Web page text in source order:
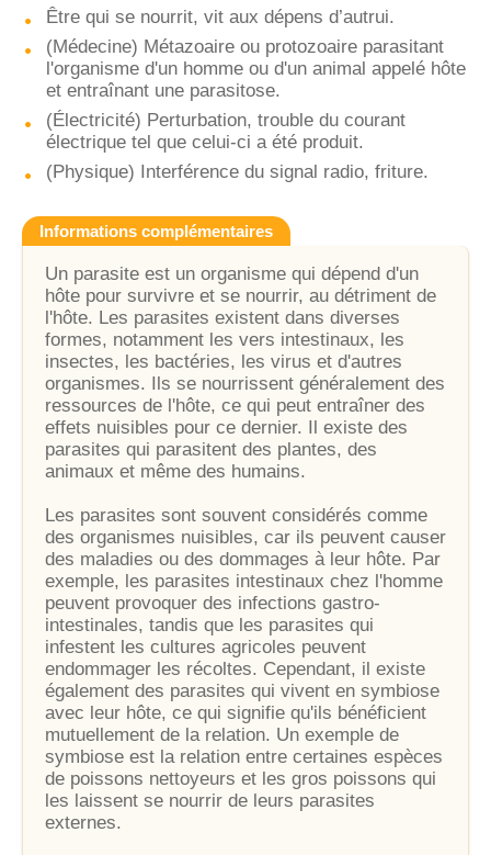
Être qui se nourrit, vit aux dépens d’autrui.
(Médecine) Métazoaire ou protozoaire parasitant
l'organisme d'un homme ou d'un animal appelé hôte
et entraînant une parasitose.
(Électricité) Perturbation, trouble du courant
électrique tel que celui-ci a été produit.
(Physique) Interférence du signal radio, friture.
Informations complémentaires
Un parasite est un organisme qui dépend d'un
hôte pour survivre et se nourrir, au détriment de
l'hôte. Les parasites existent dans diverses
formes, notamment les vers intestinaux, les
insectes, les bactéries, les virus et d'autres
organismes. Ils se nourrissent généralement des
ressources de l'hôte, ce qui peut entraîner des
effets nuisibles pour ce dernier. Il existe des
parasites qui parasitent des plantes, des
animaux et même des humains.
Les parasites sont souvent considérés comme
des organismes nuisibles, car ils peuvent causer
des maladies ou des dommages à leur hôte. Par
exemple, les parasites intestinaux chez l'homme
peuvent provoquer des infections gastro-
intestinales, tandis que les parasites qui
infestent les cultures agricoles peuvent
endommager les récoltes. Cependant, il existe
également des parasites qui vivent en symbiose
avec leur hôte, ce qui signifie qu'ils bénéficient
mutuellement de la relation. Un exemple de
symbiose est la relation entre certaines espèces
de poissons nettoyeurs et les gros poissons qui
les laissent se nourrir de leurs parasites
externes.